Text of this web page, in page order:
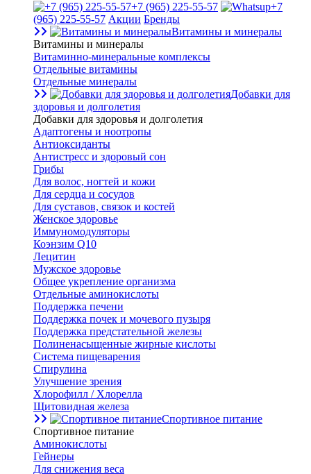
+7 (965) 225-55-57
+7
(965) 225-55-57 Акции Бренды
Витамины и минералы
Витамины и минералы
Витаминно-минеральные комплексы
Отдельные витамины
Отдельные минералы
Добавки для
здоровья и долголетия
Добавки для здоровья и долголетия
Адаптогены и ноотропы
Антиоксиданты
Антистресс и здоровый сон
Грибы
Для волос, ногтей и кожи
Для сердца и сосудов
Для суставов, связок и костей
Женское здоровье
Иммуномодуляторы
Коэнзим Q10
Лецитин
Мужское здоровье
Общее укрепление организма
Отдельные аминокислоты
Поддержка печени
Поддержка почек и мочевого пузыря
Поддержка предстательной железы
Полиненасыщенные жирные кислоты
Система пищеварения
Спирулина
Улучшение зрения
Хлорофилл / Хлорелла
Щитовидная железа
Спортивное питание
Спортивное питание
Аминокислоты
Гейнеры
Для снижения веса